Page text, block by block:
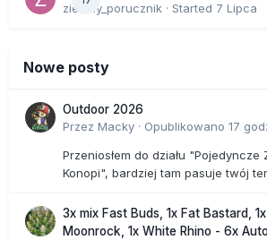
zielony_porucznik · Started 7 Lipca
Nowe posty
Outdoor 2026
Przez Macky · Opublikowano 17
Przeniosłem do działu "Pojedyncze
Konopi", bardziej tam pasuje twój
3x mix Fast Buds, 1x Fat Bastard,
Moonrock, 1x White Rhino - 6x